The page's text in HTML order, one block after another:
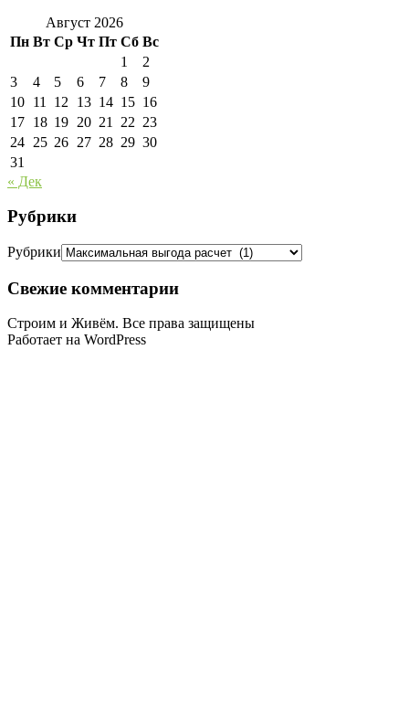
Август 2026
Пн Вт Ср Чт Пт Сб Вс
1
2
3
4 5 6 7 8
9
10 11 12 13 14 15 16
17 18 19 20 21 22 23
24 25 26 27 28 29 30
31
« Дек
Рубрики
Рубрики
Свежие комментарии
Строим и Живём. Все права защищены
Работает на WordPress